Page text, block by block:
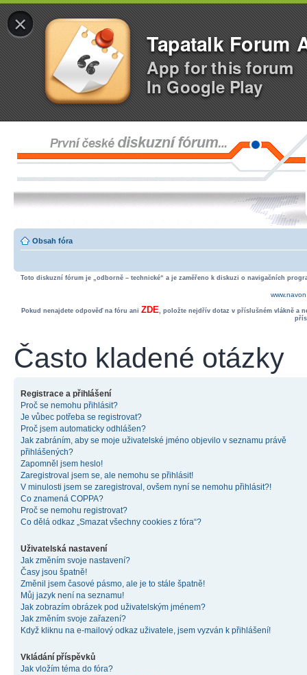
×
Tapatalk Forum
App for this forum
In Google Play
Obsah fóra
Toto diskuzní fórum je „odborně – technické“ a je zaměřeno k diskuzi o navigačních
Pokud nenajdete odpověď na fóru ani ZDE, položte nejdřív dotaz v příslušném vlákně a
Často kladené otázky
Registrace a přihlášení
Proč se nemohu přihlásit?
Je vůbec potřeba se registrovat?
Proč jsem automaticky odhlášen?
Jak zabráním, aby se moje uživatelské jméno objevilo v seznamu právě
přihlášených?
Zapomněl jsem heslo!
Zaregistroval jsem se, ale nemohu se přihlásit!
V minulosti jsem se zaregistroval, ovšem nyní se nemohu přihlásit?!
Co znamená COPPA?
Proč se nemohu registrovat?
Co dělá odkaz „Smazat všechny cookies z fóra“?
Uživatelská nastavení
Jak změním svoje nastavení?
Časy jsou špatně!
Změnil jsem časové pásmo, ale je to stále špatně!
Můj jazyk není na seznamu!
Jak zobrazím obrázek pod uživatelským jménem?
Jak změním svoje zařazení?
Když kliknu na e-mailový odkaz uživatele, jsem vyzván k přihlášení!
Vkládání příspěvků
Jak vložím téma do fóra?